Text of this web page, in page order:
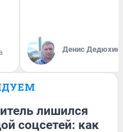
Денис Дедюхин
лишился
соцсетей: как